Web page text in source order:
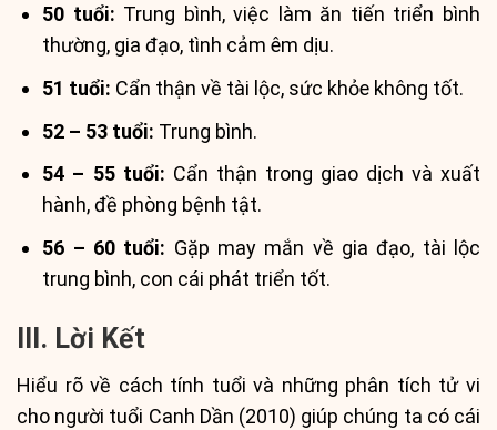
50 tuổi: Trung bình, việc làm ăn tiến triển bình
thường, gia đạo, tình cảm êm dịu.
51 tuổi: Cẩn thận về tài lộc, sức khỏe không tốt.
52 – 53 tuổi: Trung bình.
54 – 55 tuổi: Cẩn thận trong giao dịch và xuất
hành, đề phòng bệnh tật.
56 – 60 tuổi: Gặp may mắn về gia đạo, tài lộc
trung bình, con cái phát triển tốt.
III. Lời Kết
Hiểu rõ về cách tính tuổi và những phân tích tử vi
cho người tuổi Canh Dần (2010) giúp chúng ta có cái